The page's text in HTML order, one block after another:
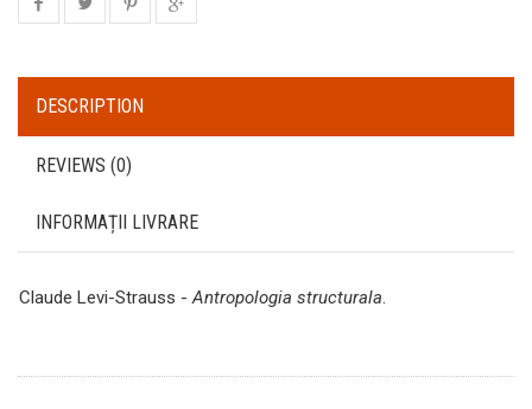
DESCRIPTION
REVIEWS (0)
INFORMAȚII LIVRARE
Claude Levi-Strauss -Antropologia structurala.